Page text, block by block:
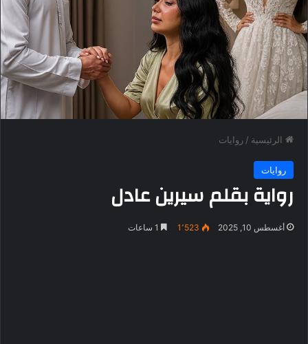
الرئيسية / روايات
روايات
رواية بقلم سيرين عادل
أغسطس 10, 2025 1٬523